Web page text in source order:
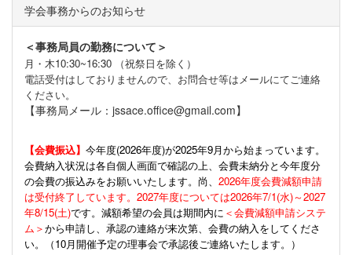
学会事務からのお知らせ
＜事務局員の勤務について＞
月・木10:30~16:30 （祝祭日を除く）
電話受付はしておりませんので、お問合せ等はメールにてご連絡
ください。
【事務局メール：jssace.office@gmail.com】
【会費振込】 今年度(2026年度)が2025年9月から始まっています。
会費納入状況は各自個人画面で確認の上、会費未納分と今年度分
の会費の振込みをお願いいたします。尚、 2026年度会費減額申請
は受付終了しています。2027年度については2026年7/1(水)～2027
年8/15(土)です。減額希望の会員は期間内に ＜会費減額申請システ
ム＞から申請し、承認の連絡が来次第、会費の納入をしてくださ
い。（10月開催予定の理事会で承認後ご連絡いたします。）